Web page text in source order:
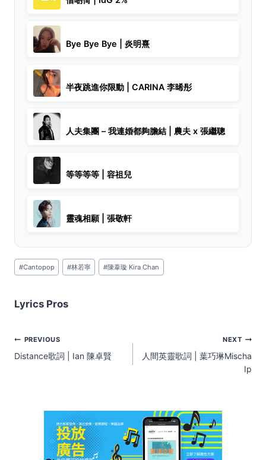
Bye Bye Bye | 炎明熹
半夜跳進你限動 | CARINA 李晞彤
人夫集團 – 我連婚都夠膽結 | 農夫 x 張繼聰
等等等等 | 容祖兒
靈魂相願 | 張敬軒
Post
Tags:
#Cantopop #林若寧 #陳葦璇 Kira Chan
Lyrics Pros
Post
navigation
PREVIOUS
Distance歌詞 | Ian 陳卓賢
NEXT
人間英靈歌詞 | 葉巧琳Mischa
Ip